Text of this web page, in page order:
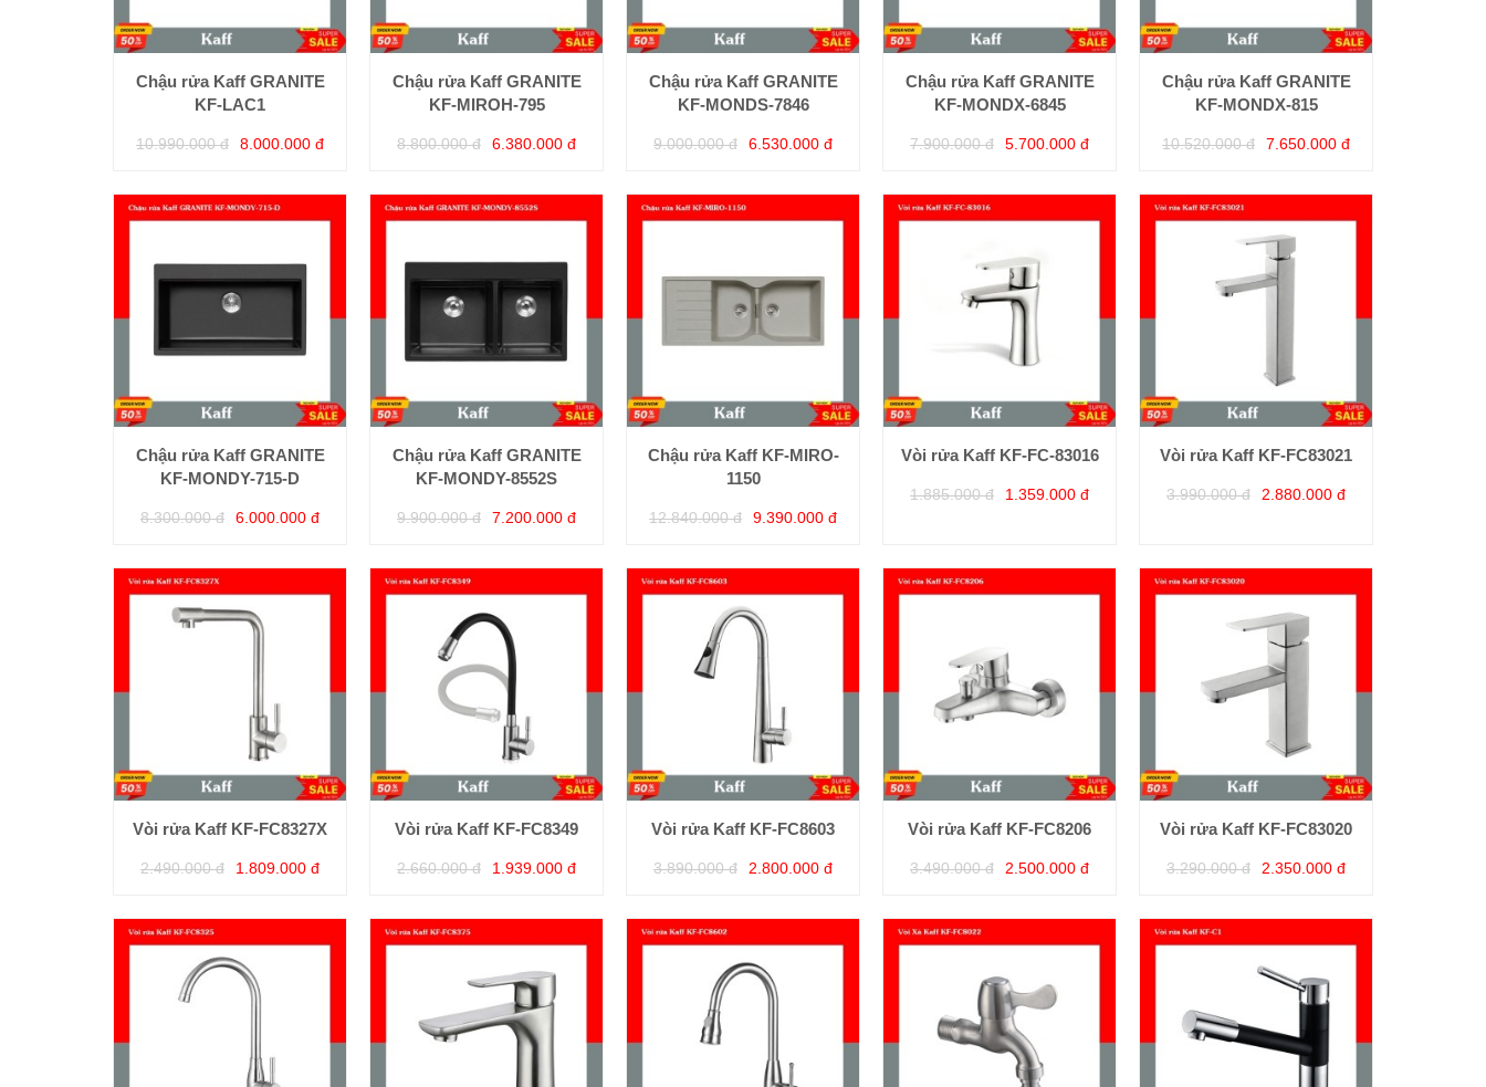
Chậu rửa Kaff GRANITE
KF-LAC1
10.990.000 đ 8.000.000 đ
Chậu rửa Kaff GRANITE
KF-MIROH-795
8.800.000 đ 6.380.000 đ
Chậu rửa Kaff GRANITE
KF-MONDS-7846
9.000.000 đ 6.530.000 đ
Chậu rửa Kaff GRANITE
KF-MONDX-6845
7.900.000 đ 5.700.000 đ
Chậu rửa Kaff GRANITE
KF-MONDX-815
10.520.000 đ 7.650.000 đ
Chậu rửa Kaff GRANITE
KF-MONDY-715-D
8.300.000 đ 6.000.000 đ
Chậu rửa Kaff GRANITE
KF-MONDY-8552S
9.900.000 đ 7.200.000 đ
Chậu rửa Kaff KF-MIRO-
1150
12.840.000 đ 9.390.000 đ
Vòi rửa Kaff KF-FC-83016
1.885.000 đ 1.359.000 đ
Vòi rửa Kaff KF-FC83021
3.990.000 đ 2.880.000 đ
Vòi rửa Kaff KF-FC8327X
2.490.000 đ 1.809.000 đ
Vòi rửa Kaff KF-FC8349
2.660.000 đ 1.939.000 đ
Vòi rửa Kaff KF-FC8603
3.890.000 đ 2.800.000 đ
Vòi rửa Kaff KF-FC8206
3.490.000 đ 2.500.000 đ
Vòi rửa Kaff KF-FC83020
3.290.000 đ 2.350.000 đ